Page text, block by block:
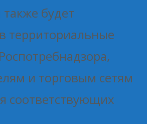
будет
территориальные
и торговым сетям
соответствующих